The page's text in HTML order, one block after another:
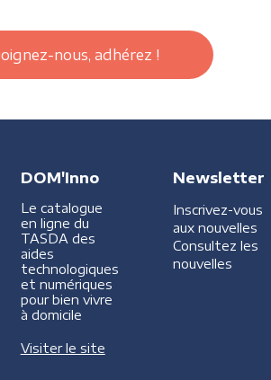
nous, adhérez !
DOM'Inno
Le catalogue
en ligne du
TASDA des
aides
technologiques
et numériques
pour bien vivre
à domicile
Visiter le site
Newsletter
Inscrivez-vous
aux nouvelles
Consultez les
nouvelles